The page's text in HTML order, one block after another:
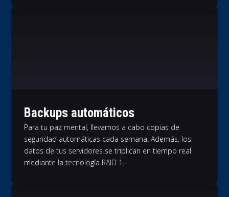
Backups automáticos
Para tu paz mental, llevamos a cabo copias de
seguridad automáticas cada semana. Además, los
datos de tus servidores se triplican en tiempo real
mediante la tecnología RAID 1.